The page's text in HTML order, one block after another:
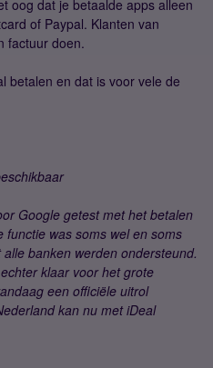
oog dat je betaalde apps alleen
of Paypal. Klanten van
factuur doen.
betalen en dat is voor vele de
Google getest met het betalen
functie was soms wel en soms
banken werden ondersteund.
klaar voor het grote
een officiële uitrol
kan nu met iDeal